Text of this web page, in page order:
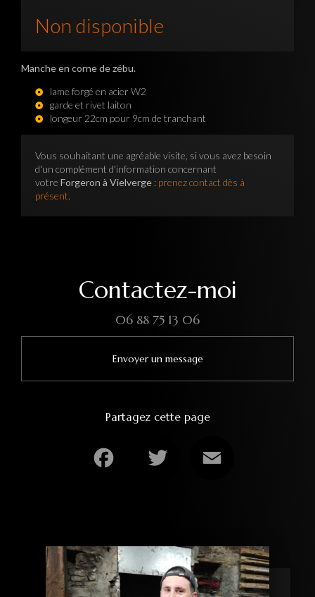
Non disponible
Manche en corne de zébu.
lame forgé en acier W2
garde et rivet laiton
longeur 22cm pour 9cm de tranchant
Vous souhaitant une agréable visite, si vous avez besoin
d'un complément d'information concernant
votre Forgeron à Vielverge : prenez contact dès à
présent.
Contactez-moi
06 88 75 13 06
Envoyer un message
Partagez cette page